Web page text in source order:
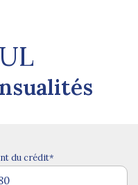
du crédit*